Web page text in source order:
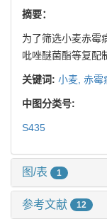
摘要：
为了筛选小麦赤霉
吡唑醚菌酯等复配
关键词: 小麦, 赤霉
中图分类号:
S435
图/表 1
参考文献 12